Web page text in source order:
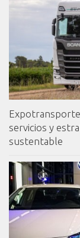
servicios y
sustentable